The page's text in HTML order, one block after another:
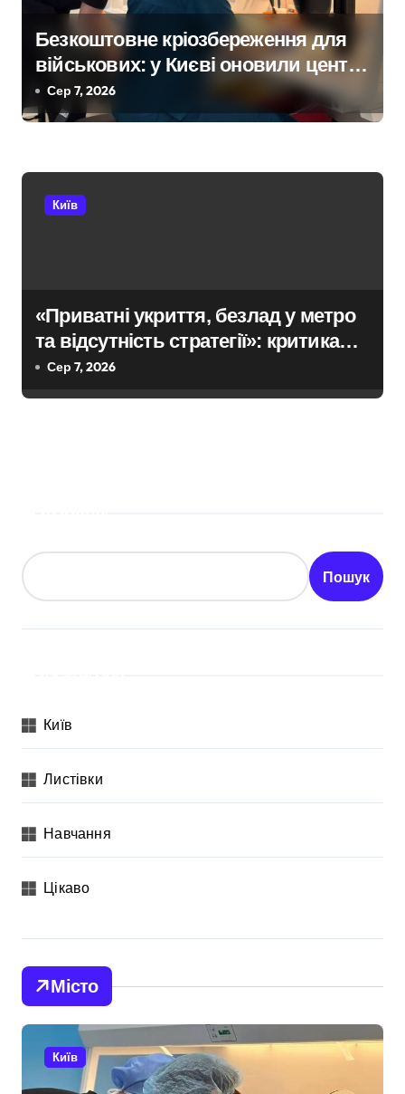
Безкоштовне кріозбереження для
військових: у Києві оновили центр
репродуктивної медицини
Сер 7, 2026
Київ
«Приватні укриття, безлад у метро
та відсутність стратегії»: критика
політики безпеки Києва
Сер 7, 2026
Пошук
Київ
Листівки
Навчання
Цікаво
Місто
Київ